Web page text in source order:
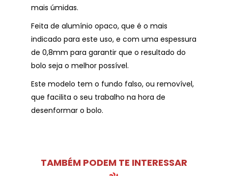
mais úmidas.
Feita de alumínio opaco, que é o mais
indicado para este uso, e com uma espessura
de 0,8mm para garantir que o resultado do
bolo seja o melhor possível.
Este modelo tem o fundo falso, ou removível,
que facilita o seu trabalho na hora de
desenformar o bolo.
TAMBÉM PODEM TE INTERESSAR